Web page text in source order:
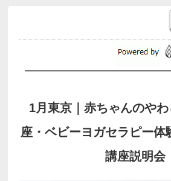
1月東京｜赤ちゃんのや
座・ベビーヨガセラピー体
講座説明会